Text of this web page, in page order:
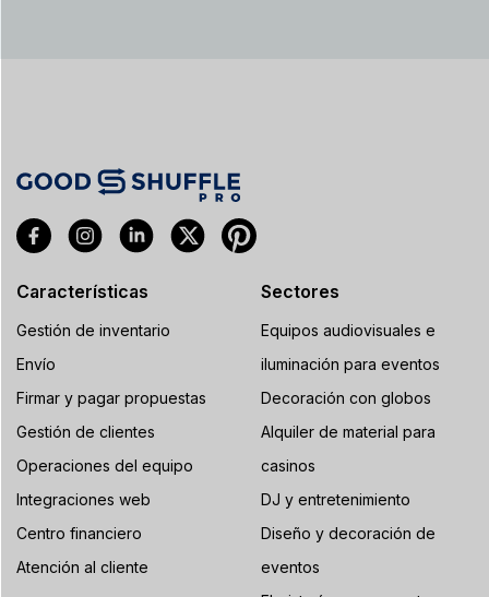
Características
Gestión de inventario
Envío
Firmar y pagar propuestas
Gestión de clientes
Operaciones del equipo
Integraciones web
Centro financiero
Atención al cliente
Sectores
Equipos audiovisuales e
iluminación para eventos
Decoración con globos
Alquiler de material para
casinos
DJ y entretenimiento
Diseño y decoración de
eventos